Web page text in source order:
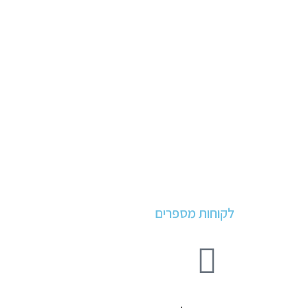
לקוחות מספרים